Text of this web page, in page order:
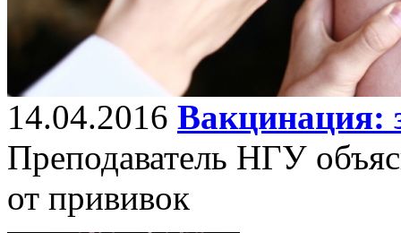
14.04.2016 Вакцинация:
Преподаватель НГУ
от прививок